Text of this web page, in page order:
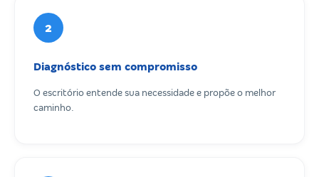
2
Diagnóstico sem compromisso
O escritório entende sua necessidade e propõe o melhor
caminho.